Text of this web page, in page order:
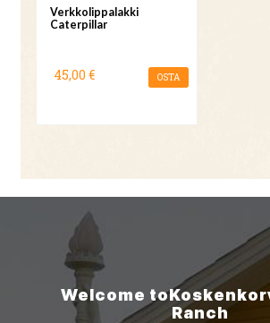
Verkkolippalakki
Caterpillar
45,00 € OSTA
Welcome to
Ranch